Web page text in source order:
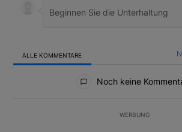
ALLE KOMMENTARE
Noch keine
WERBUNG